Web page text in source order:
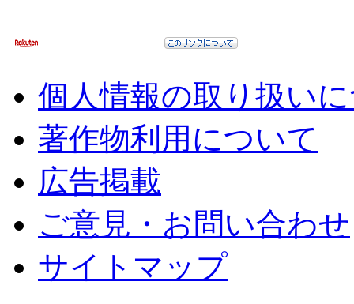
個人情報の取り扱い
著作物利用について
広告掲載
ご意見・お問い合わせ
サイトマップ